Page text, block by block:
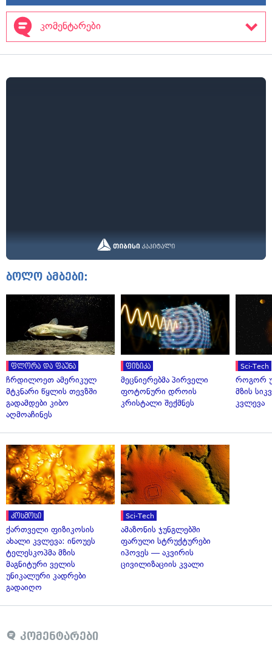
კომენტარები
ბოლო ამბები:
ფლორა და ფაუნა
ჩრდილოეთ ამერიკულ
მტკნარი წყლის თევზში
გადამდები კიბო
აღმოაჩინეს
ფიზიკა
მეცნიერებმა პირველი
ფოტონური დროის
კრისტალი შექმნეს
Sci-Tech
როგორ
მზის
კვლევა
კოსმოსი
ქართველი ფიზიკოსის
ახალი კვლევა: ინოუეს
ტელესკოპმა მზის
მაგნიტური ველის
უნიკალური კადრები
გადაიღო
Sci-Tech
ამაზონის ჯუნგლებში
ფარული სტრუქტურები
იპოვეს — აკვირის
ცივილიზაციის კვალი
კომენტარები